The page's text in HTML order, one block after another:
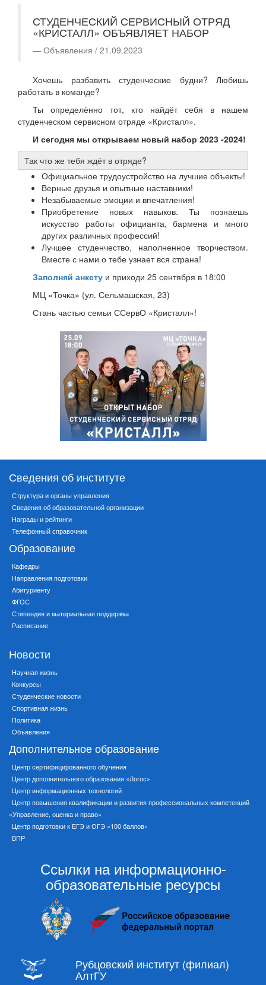
СТУДЕНЧЕСКИЙ СЕРВИСНЫЙ ОТРЯД
«КРИСТАЛЛ» ОБЪЯВЛЯЕТ НАБОР
Объявления / 21.09.2023
Хочешь разбавить студенческие будни? Любишь
работать в команде?
Ты определённо тот, кто найдёт себя в нашем
студенческом сервисном отряде «Кристалл».
И сегодня мы открываем новый набор 2023 -2024!
Так что же тебя ждёт в отряде?
Официальное трудоустройство на лучшие объекты!
Верные друзья и опытные наставники!
Незабываемые эмоции и впечатления!
Приобретение новых навыков. Ты познаешь
искусство работы официанта, бармена и много
других различных профессий!
Лучшее студенчество, наполненное творчеством.
Вместе с нами о тебе узнает вся страна!
Заполняй анкету и приходи 25 сентября в 18:00
МЦ «Точка» (ул. Сельмашская, 23)
Стань частью семьи ССервО «Кристалл»!
Сведения об институте
Структура и органы управления
Сведения об образовательной организации
Награды и рейтинги
Телефонный справочник
Образование
Кафедры
Направления подготовки
Абитуриенту
ФГОС
Стипендия и материальная поддержка
Расписание
Новости
Научная жизнь
Конкурсы
Студенческие новости
Спортивная жизнь
Политика
Объявления
Дополнительное образование
Центр сертифицированного обучения
Центр дополнительного образования «Логос»
Центр информационных технологий
Центр повышения квалификации и развития профессиональных компетенций
«Управление, оценка и право»
Центр подготовки к ЕГЭ и ОГЭ «100 баллов»
ВПР
Ссылки на информационно-
образовательные ресурсы
Рубцовский институт (филиал)
АлтГУ